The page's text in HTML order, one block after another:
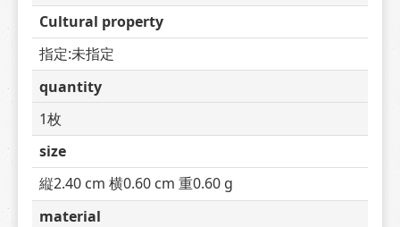
Cultural property
指定:未指定
quantity
1枚
size
縦2.40 cm 横0.60 cm 重0.60 g
material